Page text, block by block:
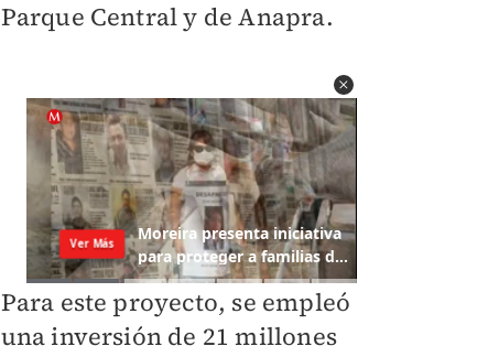
Parque Central y de Anapra.
Para este proyecto, se empleó
una inversión de 21 millones